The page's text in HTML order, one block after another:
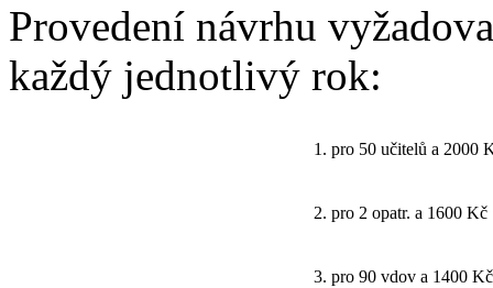
Provedení návrhu
každý jednotlivý rok:
1. pro 50 učitelů a 2000
2. pro 2 opatr. a 1600 Kč
3. pro 90 vdov a 1400 Kč